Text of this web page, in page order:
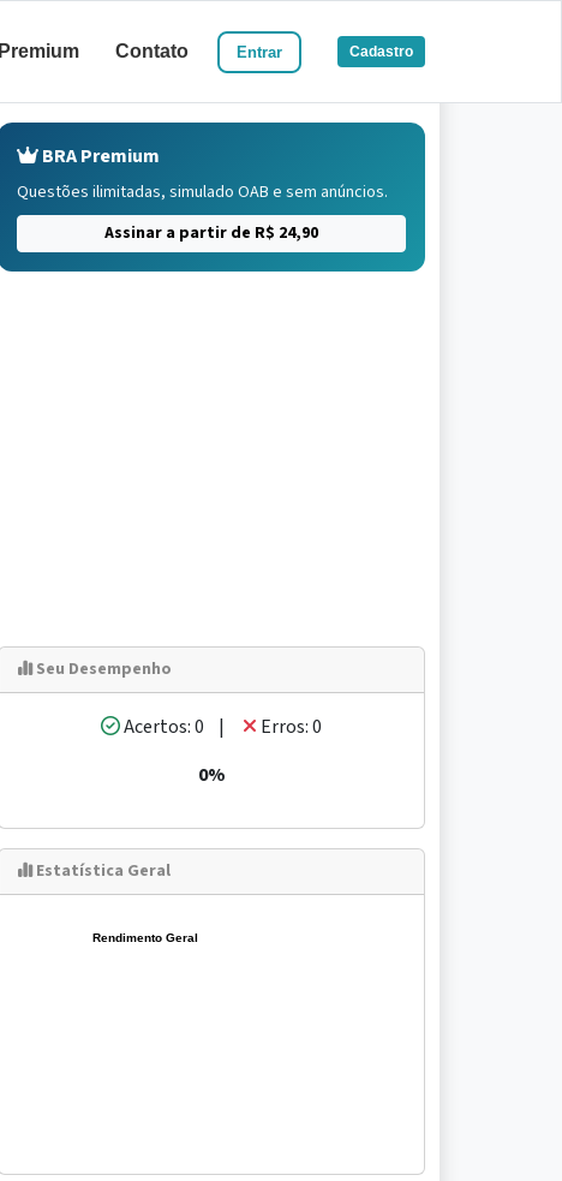
Premium Contato Entrar Cadastro
BRA Premium
Questões ilimitadas, simulado OAB e sem anúncios.
Assinar a partir de R$ 24,90
Seu Desempenho
Acertos: 0 |
Erros: 0
0%
Estatística Geral
Rendimento Geral